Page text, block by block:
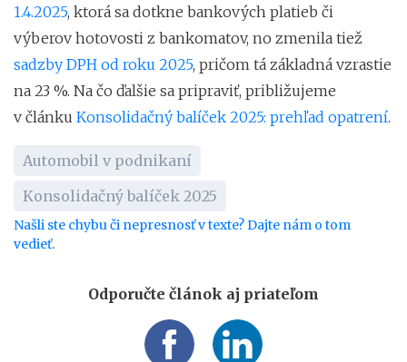
1.4.2025, ktorá sa dotkne bankových platieb či
výberov hotovosti z bankomatov, no zmenila tiež
sadzby DPH od roku 2025, pričom tá základná vzrastie
na 23 %. Na čo ďalšie sa pripraviť, približujeme
v článku Konsolidačný balíček 2025: prehľad opatrení.
Automobil v podnikaní
Konsolidačný balíček 2025
Našli ste chybu či nepresnosť v texte? Dajte nám o tom
vedieť.
Odporučte článok aj priateľom